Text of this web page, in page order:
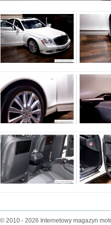
© 2010 - 2026 Internetowy magazyn